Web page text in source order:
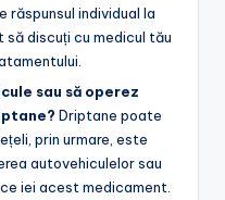
individual la
discuți cu medicul tău
sau să operez
Driptane poate
prin urmare, este
autovehiculelor sau
iei acest medicament.